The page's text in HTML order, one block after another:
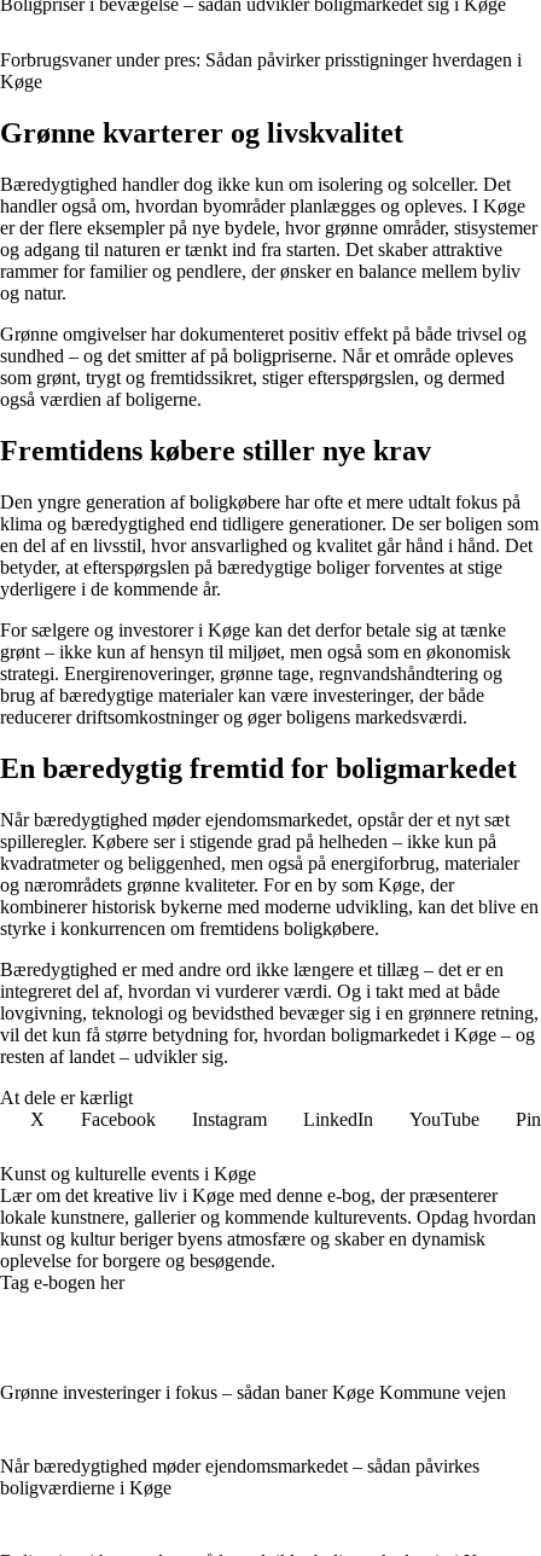
Boligpriser i bevægelse – sådan udvikler boligmarkedet sig i Køge
Forbrugsvaner under pres: Sådan påvirker prisstigninger hverdagen i
Køge
Grønne kvarterer og livskvalitet
Bæredygtighed handler dog ikke kun om isolering og solceller. Det
handler også om, hvordan byområder planlægges og opleves. I Køge
er der flere eksempler på nye bydele, hvor grønne områder, stisystemer
og adgang til naturen er tænkt ind fra starten. Det skaber attraktive
rammer for familier og pendlere, der ønsker en balance mellem byliv
og natur.
Grønne omgivelser har dokumenteret positiv effekt på både trivsel og
sundhed – og det smitter af på boligpriserne. Når et område opleves
som grønt, trygt og fremtidssikret, stiger efterspørgslen, og dermed
også værdien af boligerne.
Fremtidens købere stiller nye krav
Den yngre generation af boligkøbere har ofte et mere udtalt fokus på
klima og bæredygtighed end tidligere generationer. De ser boligen som
en del af en livsstil, hvor ansvarlighed og kvalitet går hånd i hånd. Det
betyder, at efterspørgslen på bæredygtige boliger forventes at stige
yderligere i de kommende år.
For sælgere og investorer i Køge kan det derfor betale sig at tænke
grønt – ikke kun af hensyn til miljøet, men også som en økonomisk
strategi. Energirenoveringer, grønne tage, regnvandshåndtering og
brug af bæredygtige materialer kan være investeringer, der både
reducerer driftsomkostninger og øger boligens markedsværdi.
En bæredygtig fremtid for boligmarkedet
Når bæredygtighed møder ejendomsmarkedet, opstår der et nyt sæt
spilleregler. Købere ser i stigende grad på helheden – ikke kun på
kvadratmeter og beliggenhed, men også på energiforbrug, materialer
og nærområdets grønne kvaliteter. For en by som Køge, der
kombinerer historisk bykerne med moderne udvikling, kan det blive en
styrke i konkurrencen om fremtidens boligkøbere.
Bæredygtighed er med andre ord ikke længere et tillæg – det er en
integreret del af, hvordan vi vurderer værdi. Og i takt med at både
lovgivning, teknologi og bevidsthed bevæger sig i en grønnere retning,
vil det kun få større betydning for, hvordan boligmarkedet i Køge – og
resten af landet – udvikler sig.
At dele er kærligt
X
Facebook Instagram LinkedIn YouTube
Kunst og kulturelle events i Køge
Lær om det kreative liv i Køge med denne e-bog, der præsenterer
lokale kunstnere, gallerier og kommende kulturevents. Opdag hvordan
kunst og kultur beriger byens atmosfære og skaber en dynamisk
oplevelse for borgere og besøgende.
Tag e-bogen her
Grønne investeringer i fokus – sådan baner Køge Kommune vejen
Når bæredygtighed møder ejendomsmarkedet – sådan påvirkes
boligværdierne i Køge